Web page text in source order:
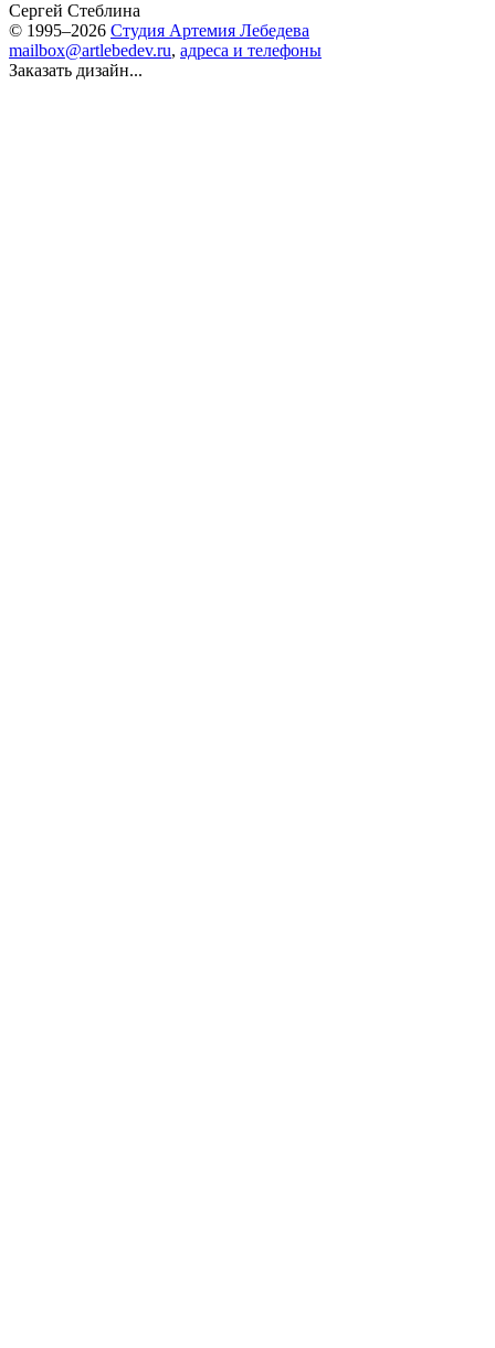
Сергей Стеблина
© 1995–2026 Студия Артемия Лебедева
mailbox@artlebedev.ru, адреса и телефоны
Заказать дизайн...